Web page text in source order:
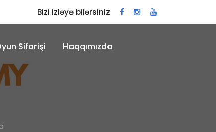
Bizi izləyə bilərsiniz
Sifarişi Haqqımızda